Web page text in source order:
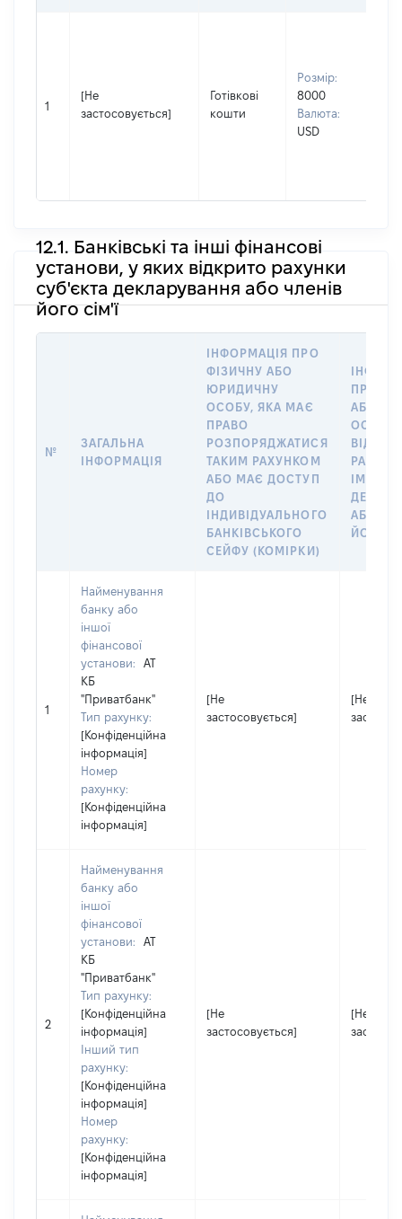
1
[Не
застосовується]
Готівкові
кошти
Розмір:
8000
Валюта:
USD
12.1. Банківські та інші фінансові
установи, у яких відкрито рахунки
суб'єкта декларування або членів
його сім'ї
№
ЗАГАЛЬНА
ІНФОРМАЦІЯ
ІНФОРМАЦІЯ ПРО
ФІЗИЧНУ АБО
ЮРИДИЧНУ
ОСОБУ, ЯКА МАЄ
ПРАВО
РОЗПОРЯДЖАТИСЯ
ТАКИМ РАХУНКОМ
АБО МАЄ ДОСТУП
ДО
ІНДИВІДУАЛЬНОГО
БАНКІВСЬКОГО
СЕЙФУ (КОМІРКИ)
ПРО
АБО
ОСОБУ,
ІМ’Я
АБО
ЙОГО
1
Найменування
банку або
іншої
фінансової
установи:
АТ
КБ
"Приватбанк"
Тип рахунку:
[Конфіденційна
інформація]
Номер
рахунку:
[Конфіденційна
інформація]
[Не
застосовується]
[Не
2
Найменування
банку або
іншої
фінансової
установи:
АТ
КБ
"Приватбанк"
Тип рахунку:
[Конфіденційна
інформація]
Інший тип
рахунку:
[Конфіденційна
інформація]
Номер
рахунку:
[Конфіденційна
інформація]
[Не
застосовується]
[Не